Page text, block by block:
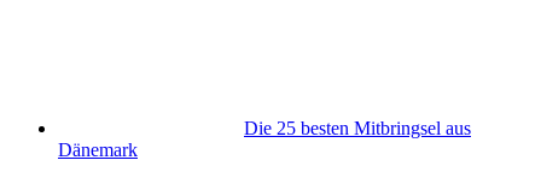
Die 25 besten Mitbringsel aus
Dänemark